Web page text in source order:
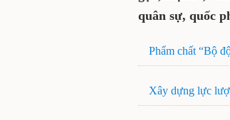
quân sự, quốc
Phẩm chất “Bộ
Xây dựng lực